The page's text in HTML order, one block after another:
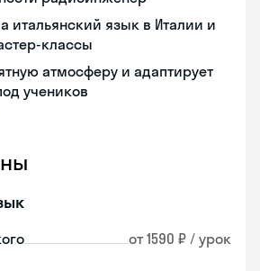
итальянский язык в Италии и
классы
атмосферу и адаптирует
учеников
от 1590 ₽ / урок